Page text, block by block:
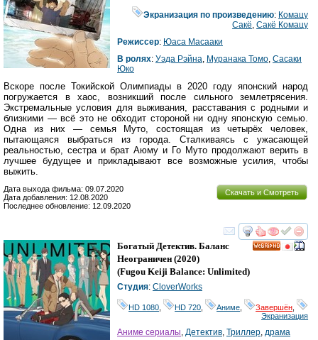
Экранизация по произведению: Комацу
Сакё,Сакё Комацу
Режиссер: Юаса Масааки
В ролях: Уэда Рэйна, Муранака Томо, Сасаки
Юко
Вскоре после Токийской Олимпиады в 2020 году японский народ
погружается в хаос, возникший после сильного землетрясения.
Экстремальные условия для выживания, расставания с родными и
близкими — всё это не обходит стороной ни одну японскую семью.
Одна из них — семья Муто, состоящая из четырёх человек,
пытающаяся выбраться из города. Сталкиваясь с ужасающей
реальностью, сестра и брат Аюму и Го Муто продолжают верить в
лучшее будущее и прикладывают все возможные усилия, чтобы
выжить.
Скачать и Смотреть
Дата выхода фильма: 09.07.2020
Дата добавления: 12.08.2020
Последнее обновление: 12.09.2020
смотреть
Богатый Детектив. Баланс
Неограничен (2020)
(Fugou Keiji Balance: Unlimited)
Студия: CloverWorks
HD 1080 HD 720 Аниме Завершён
Экранизация
Аниме сериалы Детектив Триллер драма